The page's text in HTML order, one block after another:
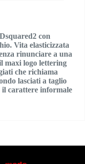
con
Vita elasticizzata
rinunciare a una
maxi logo lettering
che richiama
lasciati a taglio
il carattere informale